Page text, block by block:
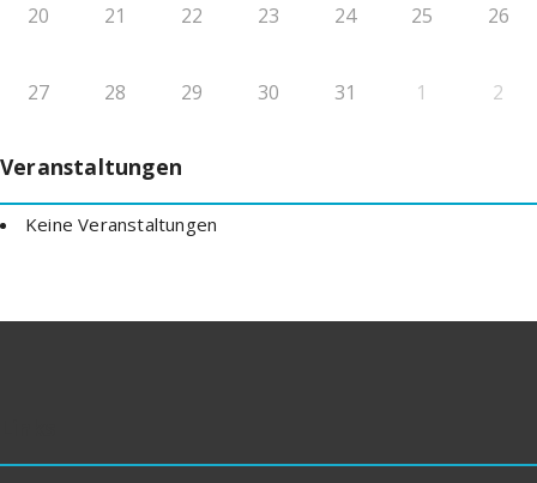
20 21 22 23 24 25 26
27 28 29 30 31 1 2
Veranstaltungen
Keine Veranstaltungen